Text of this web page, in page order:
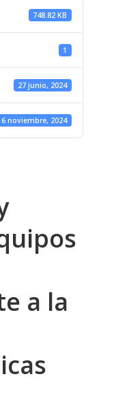
748.82 KB
1
27 junio, 2024
6 noviembre, 2024
a la